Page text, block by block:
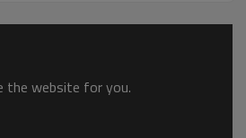
the website for you.